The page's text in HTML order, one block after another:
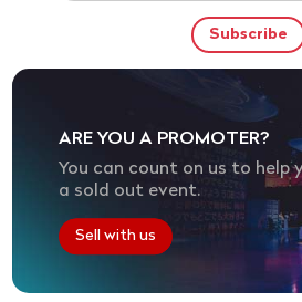
ARE YOU A PROMOTER?
You can count on us to help
a sold out event.
Sell with us